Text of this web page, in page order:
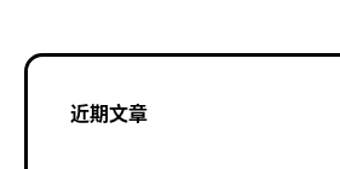
近期文章